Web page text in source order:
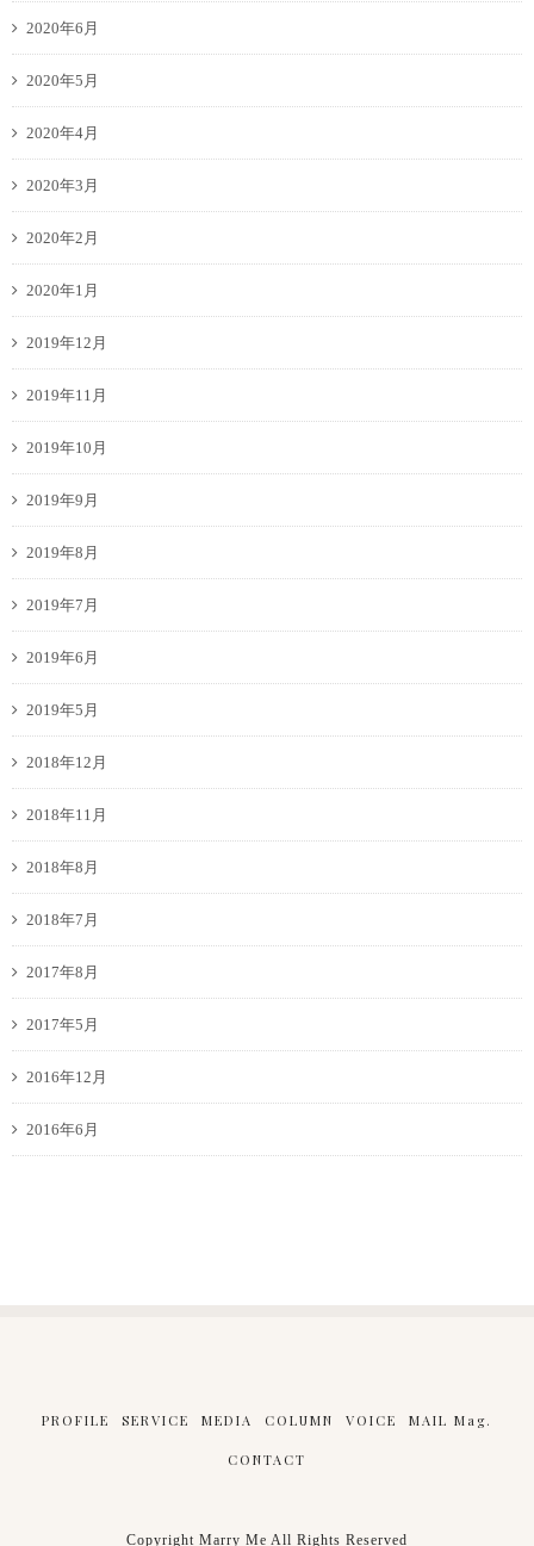
2020年6月
2020年5月
2020年4月
2020年3月
2020年2月
2020年1月
2019年12月
2019年11月
2019年10月
2019年9月
2019年8月
2019年7月
2019年6月
2019年5月
2018年12月
2018年11月
2018年8月
2018年7月
2017年8月
2017年5月
2016年12月
2016年6月
PROFILE SERVICE MEDIA COLUMN VOICE MAIL Mag.
CONTACT
Copyright Marry Me All Rights Reserved